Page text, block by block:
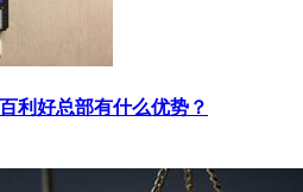
利好总部有什么优势？